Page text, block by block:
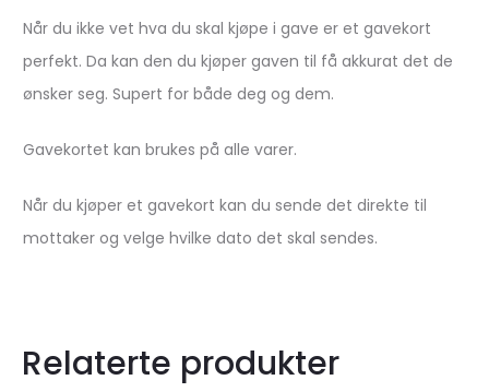
Når du ikke vet hva du skal kjøpe i gave er et gavekort
perfekt. Da kan den du kjøper gaven til få akkurat det de
ønsker seg. Supert for både deg og dem.
Gavekortet kan brukes på alle varer.
Når du kjøper et gavekort kan du sende det direkte til
mottaker og velge hvilke dato det skal sendes.
Relaterte produkter